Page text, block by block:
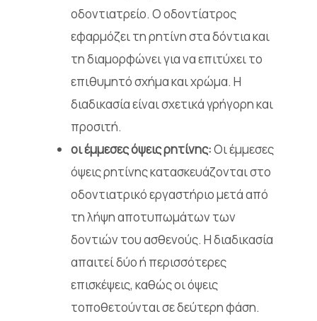
οδοντιατρείο. Ο οδοντίατρος
εφαρμόζει τη ρητίνη στα δόντια και
τη διαμορφώνει για να επιτύχει το
επιθυμητό σχήμα και χρώμα. Η
διαδικασία είναι σχετικά γρήγορη και
προσιτή.
οι έμμεσες όψεις ρητίνης:Οι έμμεσες
όψεις ρητίνης κατασκευάζονται στο
οδοντιατρικό εργαστήριο μετά από
τη λήψη αποτυπωμάτων των
δοντιών του ασθενούς. Η διαδικασία
απαιτεί δύο ή περισσότερες
επισκέψεις, καθώς οι όψεις
τοποθετούνται σε δεύτερη φάση.